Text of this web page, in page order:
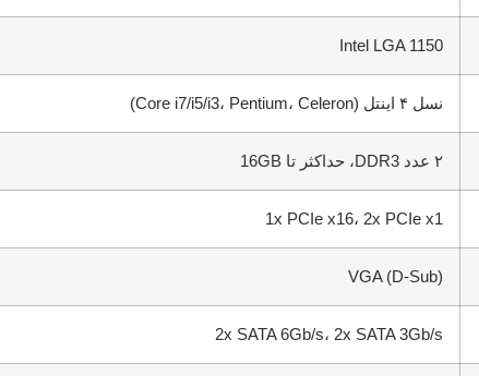
Intel LGA 1150
نسل ۴ اینتل (Core i7/i5/i3، Pentium، Celeron)
۲ عدد DDR3، حداکثر تا 16GB
1x PCIe x16، 2x PCIe x1
VGA (D-Sub)
2x SATA 6Gb/s، 2x SATA 3Gb/s